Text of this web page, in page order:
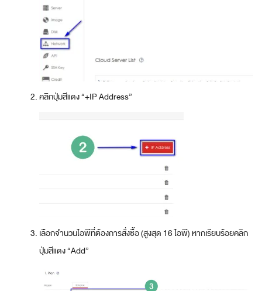
คลิกปุ่มสีแดง “+IP Address”
เลือกจำนวนไอพีที่ต้องการสั่งซื้อ (สูงสุด 16 ไอพี) หากเรียบร้อยคลิก
ปุ่มสีแดง “Add”